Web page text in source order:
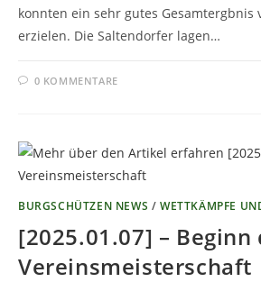
konnten ein sehr gutes Gesamtergbnis
erzielen. Die Saltendorfer lagen…
0 KOMMENTARE
BURGSCHÜTZEN NEWS /WETTKÄMPFE
[2025.01.07] – Beginn
Vereinsmeisterschaft